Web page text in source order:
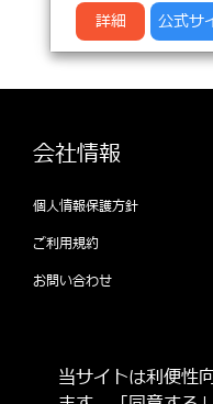
詳細 公式サ
当サイトは利便性
会社情報
個人情報保護方針
ご利用規約
お問い合わせ
公式SNSをフォ
しよう！